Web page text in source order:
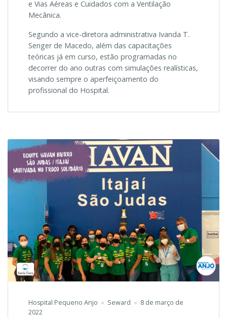
e Vias Aéreas e Cuidados com a Ventilação
Mecânica.
Segundo a vice-diretora administrativa Ivanda T.
Senger de Macedo, além das capacitações
teóricas já em curso, estão programadas no
decorrer do ano outras com simulações realísticas,
visando sempre o aperfeiçoamento do
profissional do Hospital.
Hospital Pequeno Anjo Seward
8 de março de
2022